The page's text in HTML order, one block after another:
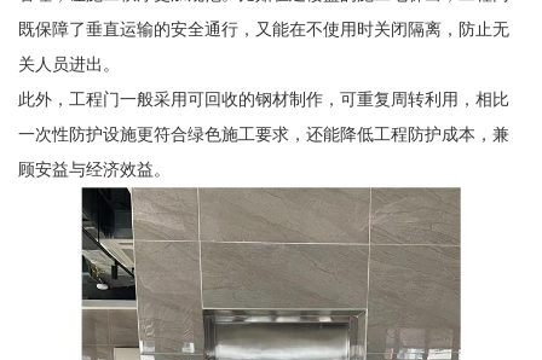
既保障了垂直运输的安全通行，又能在不使用时关闭隔离，防止无
关人员进出。
此外，工程门一般采用可回收的钢材制作，可重复周转利用，相比
一次性防护设施更符合绿色施工要求，还能降低工程防护成本，兼
顾安益与经济效益。